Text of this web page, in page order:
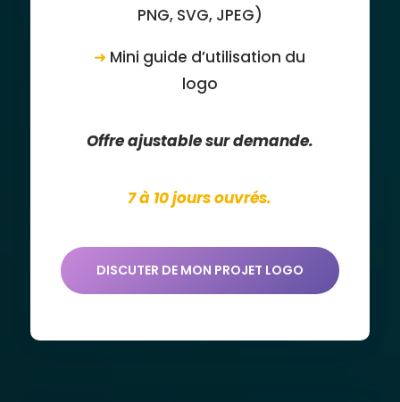
PNG, SVG, JPEG)
➜ Mini guide d’utilisation du
logo
Offre ajustable sur demande.
7 à 10 jours ouvrés.
DISCUTER DE MON PROJET LOGO